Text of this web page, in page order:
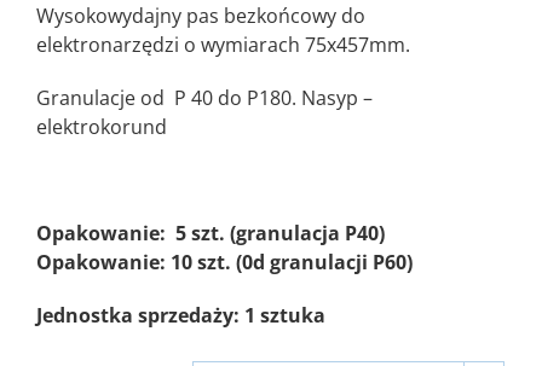
0,00 zł
do
Wysokowydajny pas bezkońcowy do
elektronarzędzi o wymiarach 75x457mm.
Granulacje od P 40 do P180. Nasyp –
elektrokorund
Opakowanie: 5 szt. (granulacja P40)
Opakowanie: 10 szt. (0d granulacji P60)
Jednostka sprzedaży: 1 sztuka